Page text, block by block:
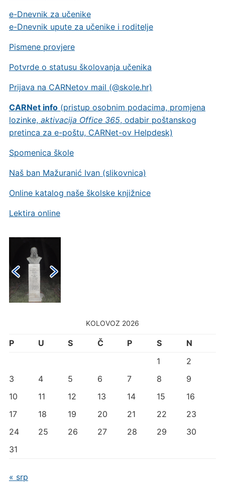
e-Dnevnik za učenike
e-Dnevnik upute za učenike i roditelje
Pismene provjere
Potvrde o statusu školovanja učenika
Prijava na CARNetov mail (@skole.hr)
CARNet info(pristup osobnim podacima, promjena
lozinke, aktivacija Office 365, odabir poštanskog
pretinca za e-poštu, CARNet-ov Helpdesk)
Spomenica škole
Naš ban Mažuranić Ivan (slikovnica)
Online katalog naše školske knjižnice
Lektira online
KOLOVOZ 2026
P U S Č P S
N
1
2
3
4 5 6 7 8
9
10
11 12 13 14 15
16
17
18 19 20 21 22
23
24
25 26 27 28 29
30
31
« srp